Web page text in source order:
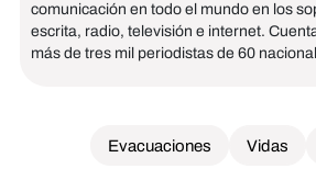
comunicación en todo el mundo en los
escrita, radio, televisión e internet.
más de tres mil periodistas de 60
Evacuaciones Vidas